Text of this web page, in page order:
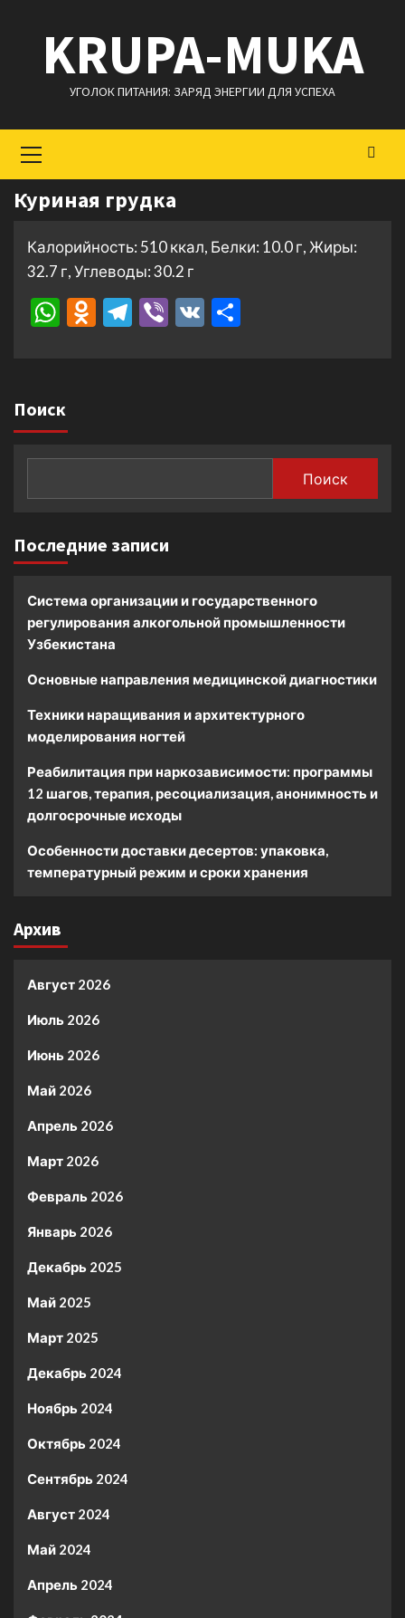
содержимому
KRUPA-MUKA
УГОЛОК ПИТАНИЯ: ЗАРЯД ЭНЕРГИИ ДЛЯ УСПЕХА
меню
Куриная грудка
Калорийность: 510 ккал, Белки: 10.0 г, Жиры:
32.7 г, Углеводы: 30.2 г
WhatsApp
Odnoklassniki
Telegram
Viber
VK
Поиск
Поиск
Последние записи
Система организации и государственного
регулирования алкогольной промышленности
Узбекистана
Основные направления медицинской диагностики
Техники наращивания и архитектурного
моделирования ногтей
Реабилитация при наркозависимости: программы
12 шагов, терапия, ресоциализация, анонимность и
долгосрочные исходы
Особенности доставки десертов: упаковка,
температурный режим и сроки хранения
Архив
Август 2026
Июль 2026
Июнь 2026
Май 2026
Апрель 2026
Март 2026
Февраль 2026
Январь 2026
Декабрь 2025
Май 2025
Март 2025
Декабрь 2024
Ноябрь 2024
Октябрь 2024
Сентябрь 2024
Август 2024
Май 2024
Апрель 2024